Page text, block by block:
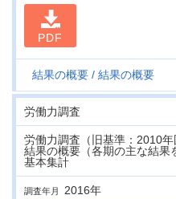
PDF
結果の概要 結果の概要
労働力調査
労働力調査（旧基準：2010
結果の概要（各期の主な結果
基本集計
調査年月 2016年